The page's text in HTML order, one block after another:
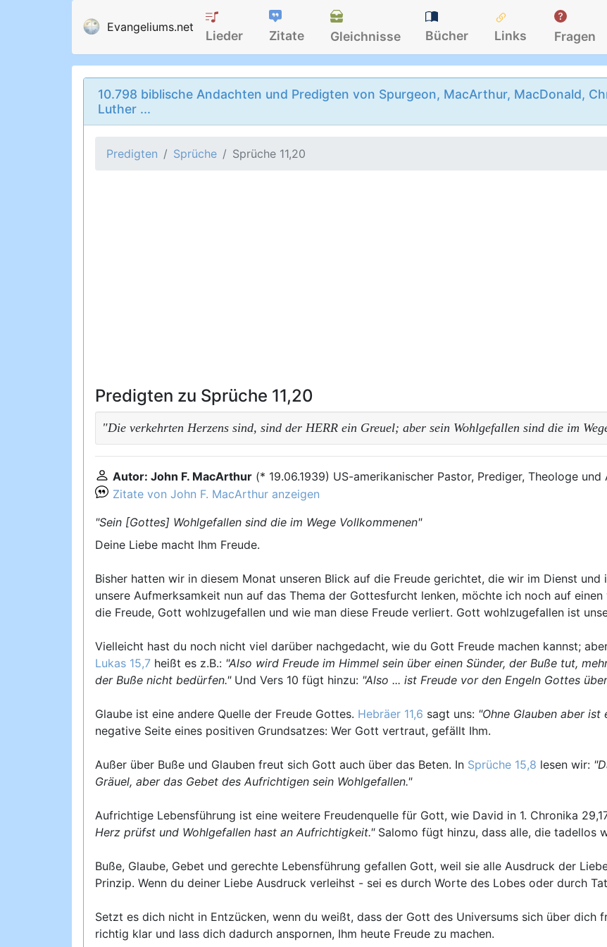
Evangeliums.net
Lieder Zitate Gleichnisse Bücher Links Fragen
10.798 biblische Andachten und Predigten von Spurgeon, MacArthur, MacDonald,
Luther ...
Predigten Sprüche Sprüche 11,20
Predigten zu Sprüche 11,20
"Die verkehrten Herzens sind, sind der HERR ein Greuel; aber sein Wohlgefallen sind die im
Autor: John F. MacArthur (* 19.06.1939) US-amerikanischer Pastor, Prediger, Theologe und
Zitate von John F. MacArthur anzeigen
"Sein [Gottes] Wohlgefallen sind die im Wege Vollkommenen"
Deine Liebe macht Ihm Freude.
Bisher hatten wir in diesem Monat unseren Blick auf die Freude gerichtet, die wir im Dienst
unsere Aufmerksamkeit nun auf das Thema der Gottesfurcht lenken, möchte ich noch auf
die Freude, Gott wohlzugefallen und wie man diese Freude verliert. Gott wohlzugefallen ist
Vielleicht hast du noch nicht viel darüber nachgedacht, wie du Gott Freude machen kannst;
Lukas 15,7 heißt es z.B.: "Also wird Freude im Himmel sein über einen Sünder, der Buße tut,
der Buße nicht bedürfen."Und Vers 10 fügt hinzu: "Also ... ist Freude vor den Engeln Gottes
Glaube ist eine andere Quelle der Freude Gottes. Hebräer 11,6 sagt uns: "Ohne Glauben aber
negative Seite eines positiven Grundsatzes: Wer Gott vertraut, gefällt Ihm.
Außer über Buße und Glauben freut sich Gott auch über das Beten. In Sprüche 15,8 lesen wir:
Gräuel, aber das Gebet des Aufrichtigen sein Wohlgefallen."
Aufrichtige Lebensführung ist eine weitere Freudenquelle für Gott, wie David in 1. Chronika
Herz prüfst und Wohlgefallen hast an Aufrichtigkeit."Salomo fügt hinzu, dass alle, die tadellos
Buße, Glaube, Gebet und gerechte Lebensführung gefallen Gott, weil sie alle Ausdruck der
Prinzip. Wenn du deiner Liebe Ausdruck verleihst - sei es durch Worte des Lobes oder durch
Setzt es dich nicht in Entzücken, wenn du weißt, dass der Gott des Universums sich über dich
richtig klar und lass dich dadurch anspornen, Ihm heute Freude zu machen.